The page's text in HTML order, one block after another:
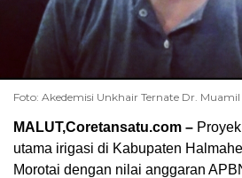
Foto: Akedemisi Unkhair Ternate Dr.
MALUT,Coretansatu.com –
utama irigasi di Kabupaten
Morotai dengan nilai anggaran